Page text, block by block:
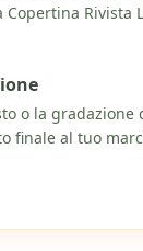
Rivista
o la gradazione
finale al tuo